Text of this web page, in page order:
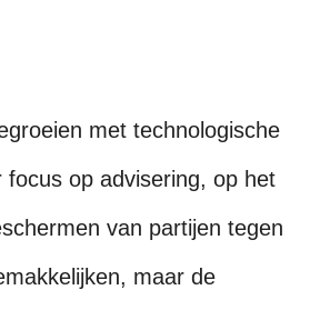
met technologische
op advisering, op het
van partijen tegen
maar de